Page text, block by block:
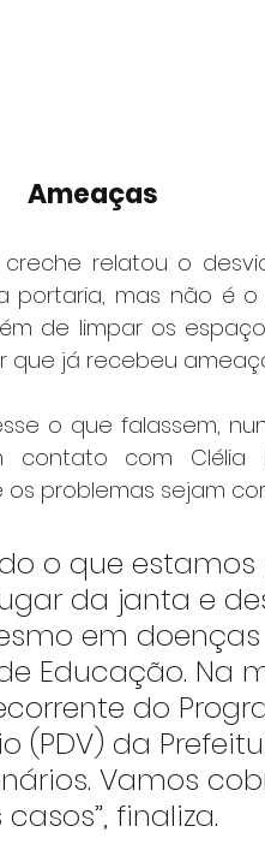
Ameaças
relatou o
portaria, mas não é
de limpar os
que já recebeu
o que falassem,
contato com Clélia
problemas sejam
o que
da janta e
em doenças
Educação. Na
do
(PDV) da
Vamos
finaliza.